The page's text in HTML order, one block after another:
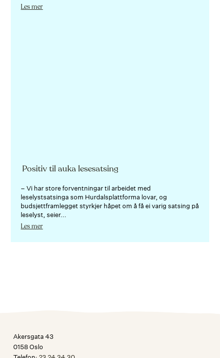
Les mer
Positiv til auka lesesatsing
– Vi har store forventningar til arbeidet med
leselystsatsinga som Hurdalsplattforma lovar, og
budsjettframlegget styrkjer håpet om å få ei varig satsing på
leselyst, seier...
Les mer
Akersgata 43
0158 Oslo